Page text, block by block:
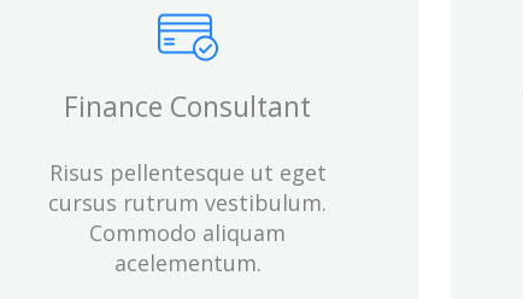
Finance Consultant
Risus pellentesque ut eget
cursus rutrum vestibulum.
Commodo aliquam
acelementum.